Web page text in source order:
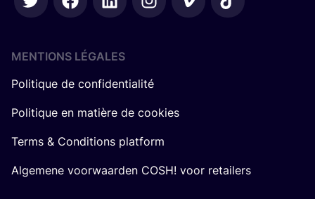
MENTIONS LÉGALES
Politique de confidentialité
Politique en matière de cookies
Terms & Conditions platform
Algemene voorwaarden COSH! voor retailers